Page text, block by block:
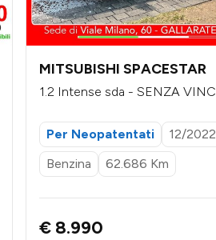
MITSUBISHI SPACESTAR
1.2 Intense sda - SENZA VINCOLI DI FINANZIAME
Per Neopatentati
12/2022
Benzina
62.686 Km
€ 8.990